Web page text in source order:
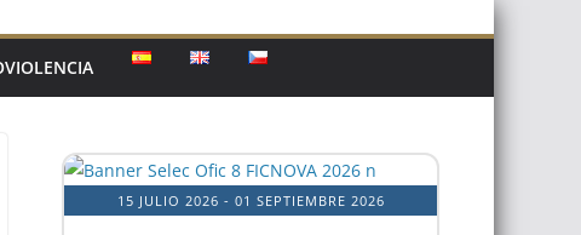
15 JULIO 2026 - 01 SEPTIEMBRE 2026